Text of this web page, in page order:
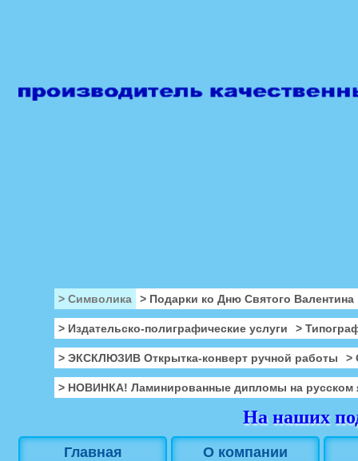
> Символика > Подарки ко Дню Святого Валентина
> Издательско-полиграфические услуги >
> ЭКСКЛЮЗИВ Открытка-конверт ручной работы >
> НОВИНКА! Ламинированные дипломы на русском
На наших
Главная О компании